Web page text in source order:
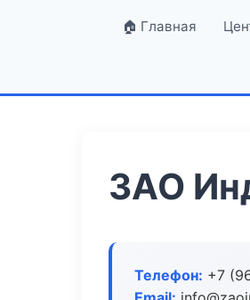
🏠 Главная
ЗАО
Телефон: +7